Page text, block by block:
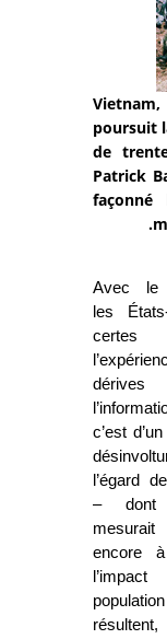
poursuit
de
Patrick
façonné
Avec le
les
c’est
l’égard
–
encore à